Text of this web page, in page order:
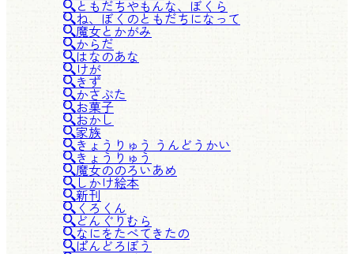
ともだちやもんな、ぼくら
ね、ぼくのともだちになって
魔女とかがみ
からだ
はなのあな
けが
きず
かさぶた
お菓子
おかし
家族
きょうりゅう うんどうかい
きょうりゅう
魔女ののろいあめ
しかけ絵本
新刊
くろくん
どんぐりむら
なにをたべてきたの
ぱんどろぼう